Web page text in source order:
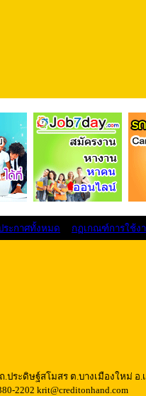
ระกาศทั้งหมด กฏเกณฑ์การใช้ง
ถ.ประดิษฐ์สโมสร ต.บางเมืองใหม่ อ
2202 krit@creditonhand.com